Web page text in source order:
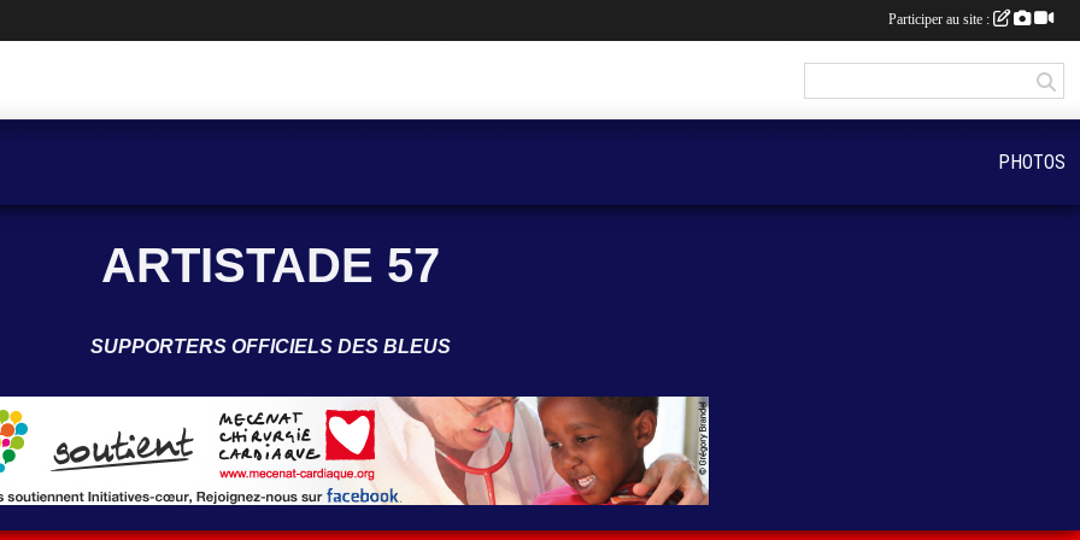
ARTISTADE 57
SUPPORTERS OFFICIELS DES BLEUS
PHOTOS
Participer au site :